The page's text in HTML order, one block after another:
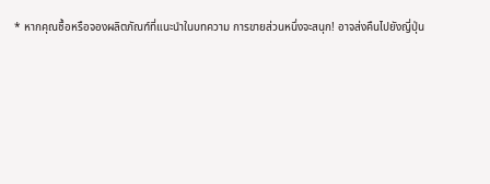
* หากคุณซื้อหรือจองผลิตภัณฑ์ที่แนะนําในบทความ การขายส่วนหนึ่งจะสนุก! อาจส่งคืนไปยังญี่ปุ่น